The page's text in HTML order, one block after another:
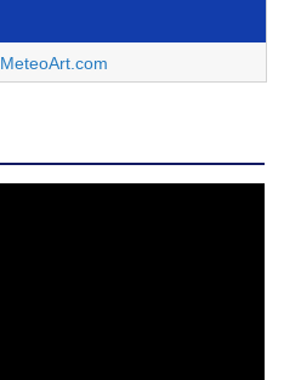
MeteoArt.com